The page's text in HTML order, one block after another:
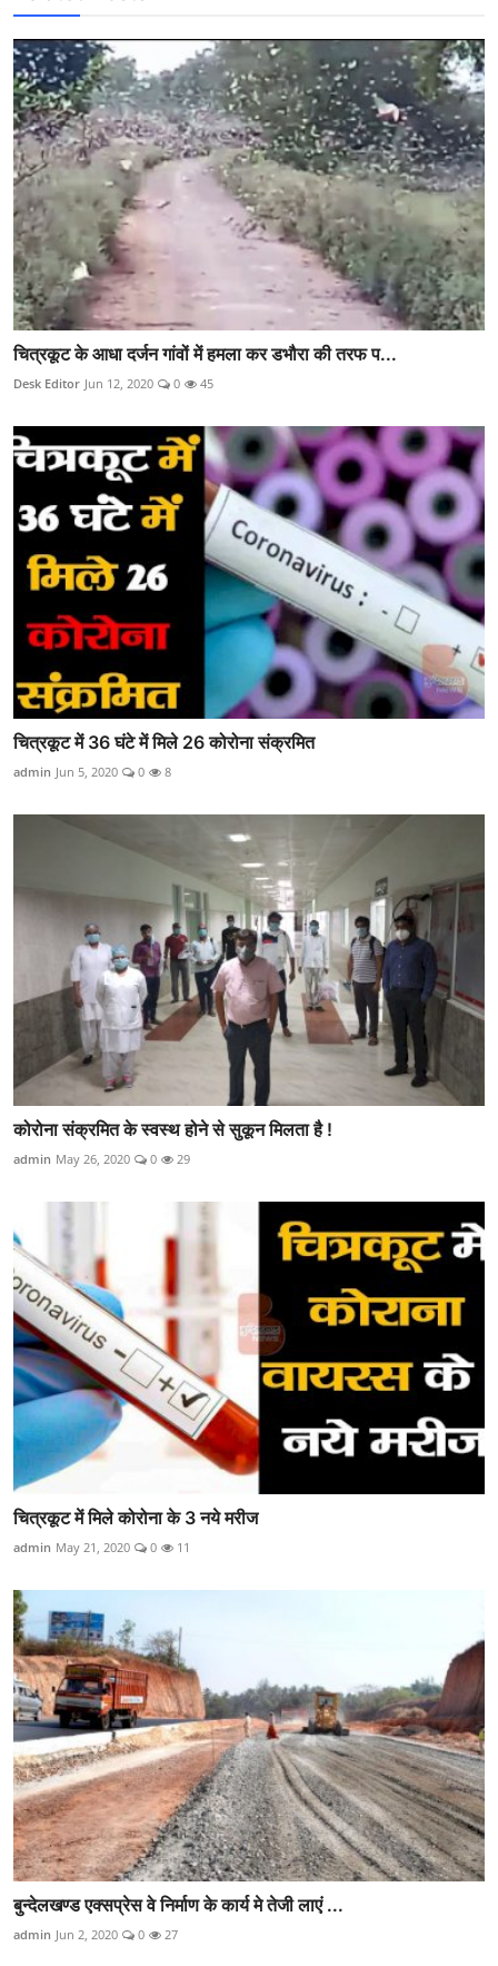
चित्रकूट के आधा दर्जन गांवों में हमला कर डभौरा की तरफ प...
Desk Editor Jun 12, 2020 0 45
चित्रकूट में 36 घंटे में मिले 26 कोरोना संक्रमित
admin Jun 5, 2020 0 8
कोरोना संक्रमित के स्वस्थ होने से सुकून मिलता है !
admin May 26, 2020 0 29
चित्रकूट में मिले कोरोना के 3 नये मरीज
admin May 21, 2020 0 11
बुन्देलखण्ड एक्सप्रेस वे निर्माण के कार्य मे तेजी लाएं ...
admin Jun 2, 2020 0 27